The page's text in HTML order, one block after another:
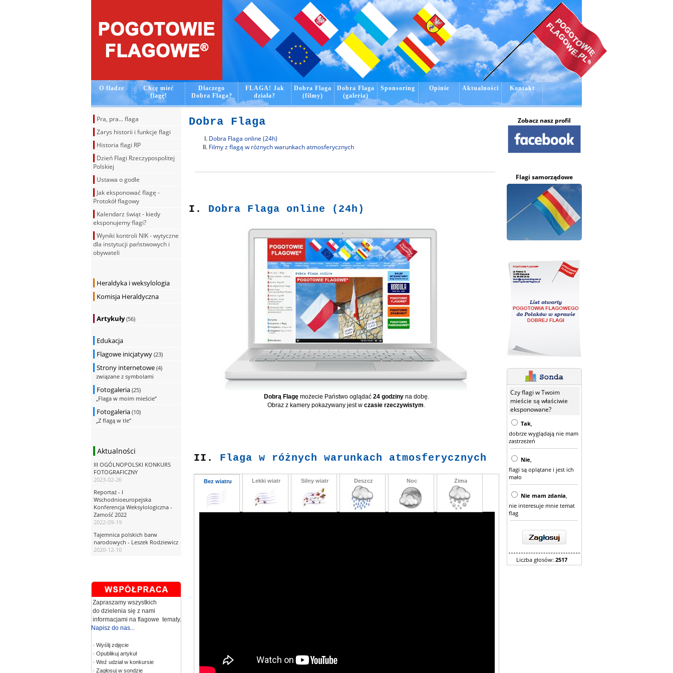
O fladze
Chcę mieć
flagę!
Dlaczego
Dobra Flaga?
FLAGA! Jak
działa?
Dobra Flaga
(filmy)
Dobra Flaga
(galeria)
Sponsoring Opinie Aktualności Kontakt
Pra, pra... flaga
Zarys historii i funkcje flagi
Historia flagi RP
Dzień Flagi Rzeczypospolitej
Polskiej
Ustawa o godle
Jak eksponować flagę -
Protokół flagowy
Kalendarz świąt - kiedy
eksponujemy flagi?
Wyniki kontroli NIK - wytyczne
dla instytucji państwowych i
obywateli
Heraldyka i weksylologia
Komisja Heraldyczna
Artykuły (56)
Edukacja
Flagowe inicjatywy (23)
Strony internetowe (4)
związane z symbolami
Fotogaleria (25)
„Flaga w moim mieście”
Fotogaleria (10)
„Z flagą w tle”
Aktualności
III OGÓLNOPOLSKI KONKURS
FOTOGRAFICZNY
2023-02-26
Reportaż - I
Wschodnioeuropejska
Konferencja Weksylologiczna -
Zamość 2022
2022-09-19
Tajemnica polskich barw
narodowych - Leszek Rodziewicz
2020-12-10
Zapraszamy wszystkich
do dzielenia się z nami
informacjami na flagowe tematy.
Napisz do nas...
· Wyślij zdjęcie
· Opublikuj artykuł
· Weź udział w konkursie
· Zagłosuj w sondzie
Zobacz nasz profil
Flagi samorządowe
Czy flagi w Twoim
mieście są właściwie
eksponowane?
Tak,
dobrze wyglądają nie mam
zastrzeżeń
Nie,
flagi są oplątane i jest ich
mało
Nie mam zdania,
nie interesuje mnie temat
flag
Liczba głosów: 2517
Dobra Flaga
Dobra Flaga online (24h)
Filmy z flagą w różnych warunkach atmosferycznych
I. Dobra Flaga online (24h)
Dobrą Flagęmożecie Państwo oglądać 24 godzinyna dobę.
Obraz z kamery pokazywany jest w czasie rzeczywistym.
II. Flaga w różnych warunkach atmosferycznych
Bez wiatru Lekki wiatr Silny wiatr Deszcz Noc Zima